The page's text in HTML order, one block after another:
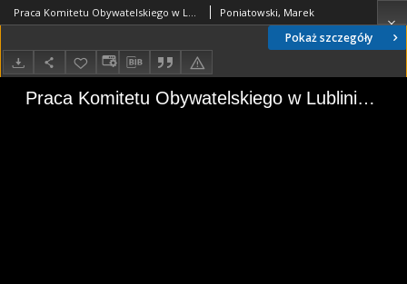
Pokaż szczegóły
Praca Komitetu Obywatelskiego w Lublinie [2] Poniatowski, Marek